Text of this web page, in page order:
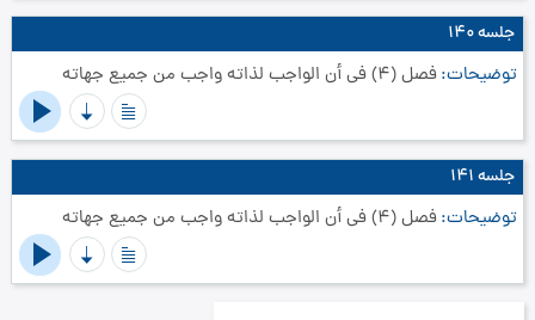
جلسه ۱۴۰
توضیحات فصل (4) في أن الواجب لذاته واجب من جميع جهاته‏
جلسه ۱۴۱
توضیحات فصل (4) في أن الواجب لذاته واجب من جميع جهاته‏